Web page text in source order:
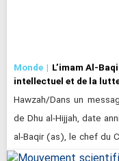
Monde
L’imam Al-
intellectuel et de la
Hawzah/Dans un
de Dhu al-Hijjah, date
al-Baqir (as), le chef du